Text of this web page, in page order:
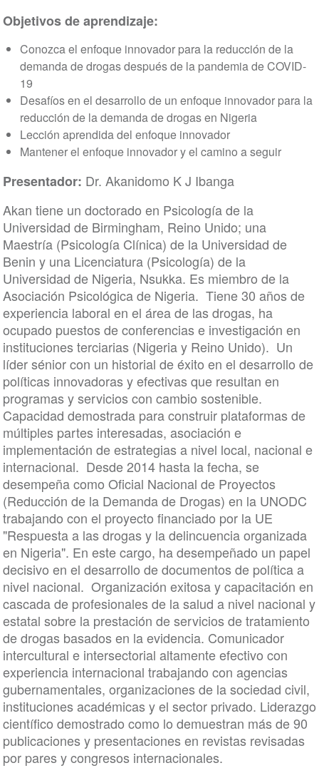
Objetivos de aprendizaje:
Conozca el enfoque innovador para la reducción de la
demanda de drogas después de la pandemia de COVID-
19
Desafíos en el desarrollo de un enfoque innovador para la
reducción de la demanda de drogas en Nigeria
Lección aprendida del enfoque innovador
Mantener el enfoque innovador y el camino a seguir
Presentador: Dr. Akanidomo K J Ibanga
Akan tiene un doctorado en Psicología de la
Universidad de Birmingham, Reino Unido; una
Maestría (Psicología Clínica) de la Universidad de
Benin y una Licenciatura (Psicología) de la
Universidad de Nigeria, Nsukka. Es miembro de la
Asociación Psicológica de Nigeria. Tiene 30 años de
experiencia laboral en el área de las drogas, ha
ocupado puestos de conferencias e investigación en
instituciones terciarias (Nigeria y Reino Unido). Un
líder sénior con un historial de éxito en el desarrollo de
políticas innovadoras y efectivas que resultan en
programas y servicios con cambio sostenible.
Capacidad demostrada para construir plataformas de
múltiples partes interesadas, asociación e
implementación de estrategias a nivel local, nacional e
internacional. Desde 2014 hasta la fecha, se
desempeña como Oficial Nacional de Proyectos
(Reducción de la Demanda de Drogas) en la UNODC
trabajando con el proyecto financiado por la UE
"Respuesta a las drogas y la delincuencia organizada
en Nigeria". En este cargo, ha desempeñado un papel
decisivo en el desarrollo de documentos de política a
nivel nacional. Organización exitosa y capacitación en
cascada de profesionales de la salud a nivel nacional y
estatal sobre la prestación de servicios de tratamiento
de drogas basados en la evidencia. Comunicador
intercultural e intersectorial altamente efectivo con
experiencia internacional trabajando con agencias
gubernamentales, organizaciones de la sociedad civil,
instituciones académicas y el sector privado. Liderazgo
científico demostrado como lo demuestran más de 90
publicaciones y presentaciones en revistas revisadas
por pares y congresos internacionales.